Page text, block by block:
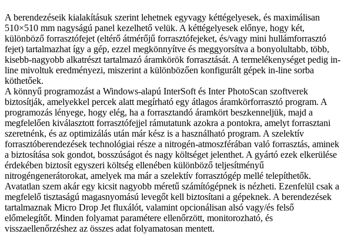
A berendezéseik kialakításuk szerint lehetnek egyvagy kéttégelyesek, és maximálisan
510×510 mm nagyságú panel kezelhető velük. A kéttégelyesek előnye, hogy két,
különböző forrasztófejet (eltérő átmérőjű forrasztófejeket, és/vagy mini hullámforrasztó
fejet) tartalmazhat így a gép, ezzel megkönnyítve és meggyorsítva a bonyolultabb, több,
kisebb-nagyobb alkatrészt tartalmazó áramkörök forrasztását. A termelékenységet pedig in-
line mivoltuk eredményezi, miszerint a különbözően konfigurált gépek in-line sorba
köthetőek.
A könnyű programozást a Windows-alapú InterSoft és Inter PhotoScan szoftverek
biztosítják, amelyekkel percek alatt megírható egy átlagos áramkörforrasztó program. A
programozás lényege, hogy elég, ha a forrasztandó áramkört beszkenneljük, majd a
megfelelően kiválasztott forrasztófejjel rámutatunk azokra a pontokra, amelyt forrasztani
szeretnénk, és az optimizálás után már kész is a használható program. A szelektív
forrasztóberendezések technológiai része a nitrogén-atmoszférában való forrasztás, aminek
a biztosítása sok gondot, bosszúságot és nagy költséget jelenthet. A gyártó ezek elkerülése
érdekében biztosít egyszeri költség ellenében különböző teljesítményű
nitrogéngenerátorokat, amelyek ma már a szelektív forrasztógép mellé telepíthetők.
Avatatlan szem akár egy kicsit nagyobb méretű számítógépnek is nézheti. Ezenfelül csak a
megfelelő tisztaságú magasnyomású levegőt kell biztosítani a gépeknek. A berendezések
tartalmaznak Micro Drop Jet fluxálót, valamint opcionálisan alsó vagy/és felső
előmelegítőt. Minden folyamat paramétere ellenőrzött, monitorozható, és
visszaellenőrzéshez az összes adat folyamatosan mentett.